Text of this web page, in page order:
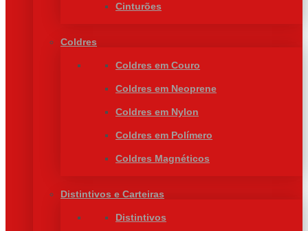
Cinturões
Coldres
Coldres em Couro
Coldres em Neoprene
Coldres em Nylon
Coldres em Polímero
Coldres Magnéticos
Distintivos e Carteiras
Distintivos